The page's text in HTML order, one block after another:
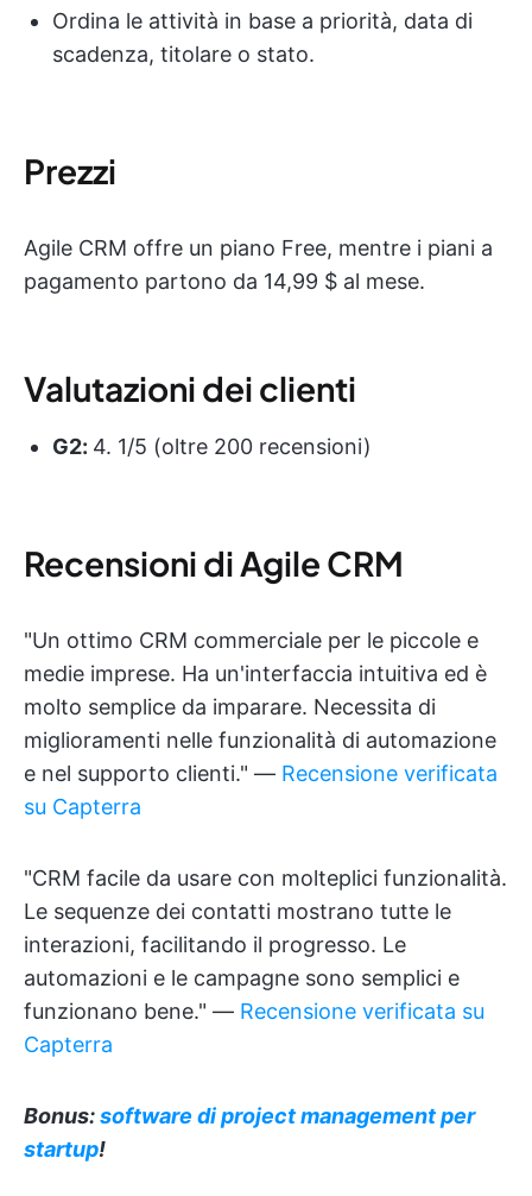
Ordina le attività in base a priorità, data di
scadenza, titolare o stato.
Prezzi
Agile CRM offre un piano Free, mentre i piani a
pagamento partono da 14,99 $ al mese.
Valutazioni dei clienti
G2: 4. 1/5 (oltre 200 recensioni)
Recensioni di Agile CRM
"Un ottimo CRM commerciale per le piccole e
medie imprese. Ha un'interfaccia intuitiva ed è
molto semplice da imparare. Necessita di
miglioramenti nelle funzionalità di automazione
e nel supporto clienti." — Recensione verificata
su Capterra
"CRM facile da usare con molteplici funzionalità.
Le sequenze dei contatti mostrano tutte le
interazioni, facilitando il progresso. Le
automazioni e le campagne sono semplici e
funzionano bene." — Recensione verificata su
Capterra
Bonus:software di project management per
startup!